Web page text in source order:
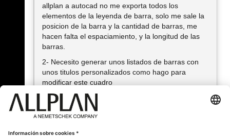
allplan a autocad no me exporta todos los
elementos de la leyenda de barra, solo me sale la
posicion de la barra y la cantidad de barras, me
hacen falta el espaciamiento, y la longitud de las
barras.
2- Necesito generar unos listados de barras con
unos titulos personalizados como hago para
modificar este cuadro
3- necesito crear un perfil de muro con una
pequeña inclinacion en la parte inferior y esta a su
vez va ubicada dentro de un octagono.
de antemano muchas gracias.